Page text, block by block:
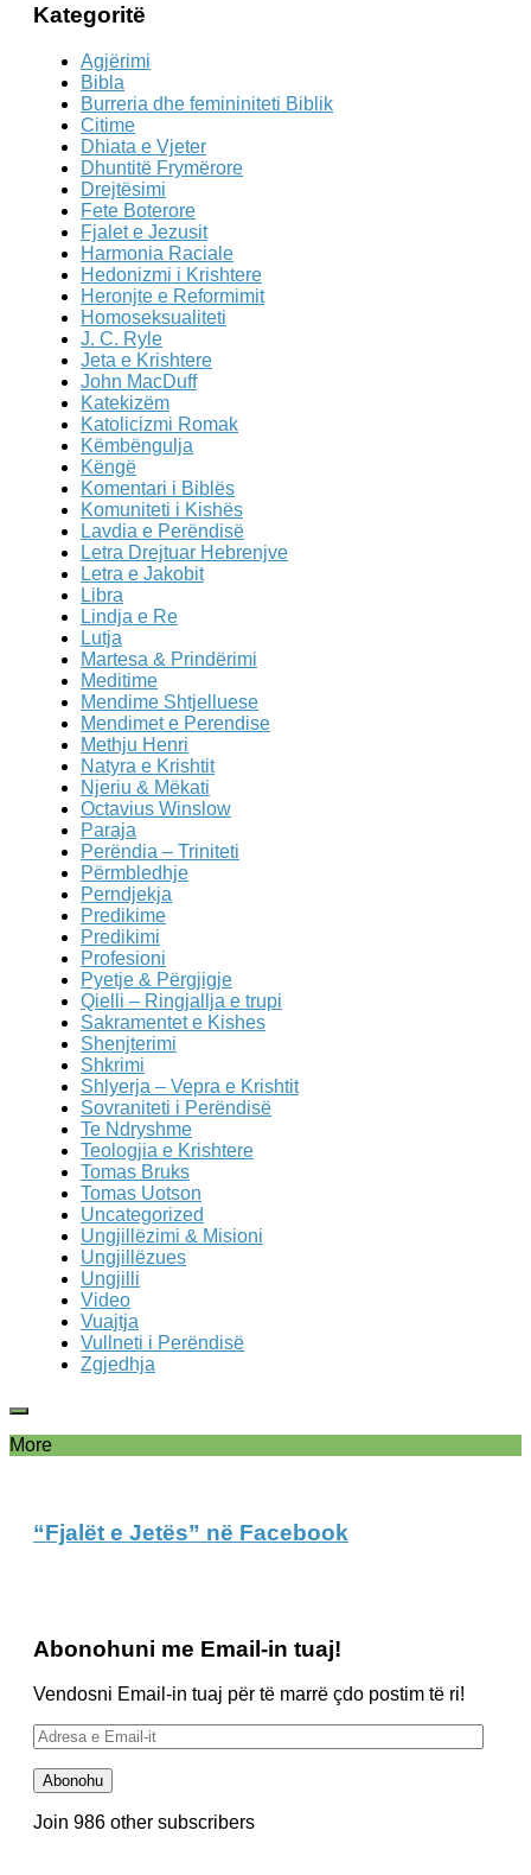
Kategoritë
Agjërimi
Bibla
Burreria dhe femininiteti Biblik
Citime
Dhiata e Vjeter
Dhuntitë Frymërore
Drejtësimi
Fete Boterore
Fjalet e Jezusit
Harmonia Raciale
Hedonizmi i Krishtere
Heronjte e Reformimit
Homoseksualiteti
J. C. Ryle
Jeta e Krishtere
John MacDuff
Katekizëm
Katolicizmi Romak
Këmbëngulja
Këngë
Komentari i Biblës
Komuniteti i Kishës
Lavdia e Perëndisë
Letra Drejtuar Hebrenjve
Letra e Jakobit
Libra
Lindja e Re
Lutja
Martesa & Prindërimi
Meditime
Mendime Shtjelluese
Mendimet e Perendise
Methju Henri
Natyra e Krishtit
Njeriu & Mëkati
Octavius Winslow
Paraja
Perëndia – Triniteti
Përmbledhje
Perndjekja
Predikime
Predikimi
Profesioni
Pyetje & Përgjigje
Qielli – Ringjallja e trupi
Sakramentet e Kishes
Shenjterimi
Shkrimi
Shlyerja – Vepra e Krishtit
Sovraniteti i Perëndisë
Te Ndryshme
Teologjia e Krishtere
Tomas Bruks
Tomas Uotson
Uncategorized
Ungjillëzimi & Misioni
Ungjillëzues
Ungjilli
Video
Vuajtja
Vullneti i Perëndisë
Zgjedhja
More
“Fjalët e Jetës” në Facebook
Abonohuni me Email-in tuaj!
Vendosni Email-in tuaj për të marrë çdo postim të ri!
Adresa
e
Email-
it
Abonohu
Join 986 other subscribers